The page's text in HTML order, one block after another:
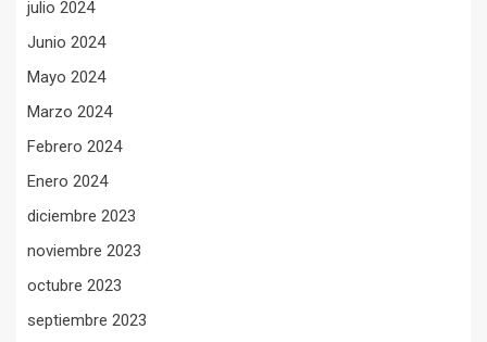
julio 2024
Junio 2024
Mayo 2024
Marzo 2024
Febrero 2024
Enero 2024
diciembre 2023
noviembre 2023
octubre 2023
septiembre 2023